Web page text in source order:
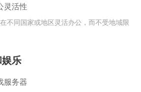
灵活性
不同国家或地区灵活办公，而不受地域限
乐
服务器